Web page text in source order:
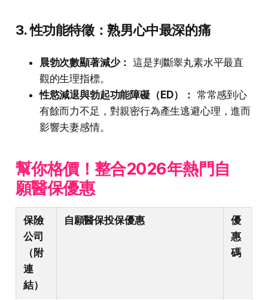
3. 性功能特徵：熟男心中最深的痛
晨勃次數顯著減少： 這是判斷睾丸素水平最直
觀的生理指標。
性慾減退與勃起功能障礙（ED）： 常常感到心
有餘而力不足，對親密行為產生逃避心理，進而
影響夫妻感情。
幫你格價！整合2026年熱門自
願醫保優惠
保險
公司
（附
連
結）
自願醫保投保優惠
優
惠
碼